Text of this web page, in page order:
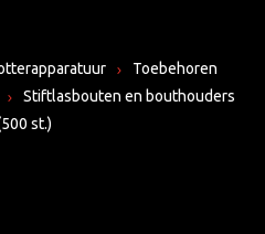
Toebehoren
Stiftlasbouten en bouthouders
st.)